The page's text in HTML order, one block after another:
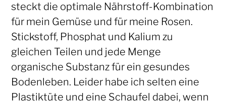
steckt die optimale Nährstoff-Kombination
für mein Gemüse und für meine Rosen.
Stickstoff, Phosphat und Kalium zu
gleichen Teilen und jede Menge
organische Substanz für ein gesundes
Bodenleben. Leider habe ich selten eine
Plastiktüte und eine Schaufel dabei, wenn